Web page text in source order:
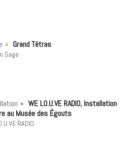
Grand Tétras
Sage
WE LO.U.VE RADIO, Installation
au Musée des Égouts
RADIO